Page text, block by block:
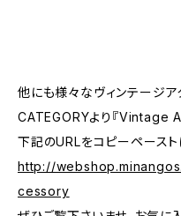
他にも様々なヴィンテージア
CATEGORYより『Vintage
下記のURLをコピーペースト
http://
cessory